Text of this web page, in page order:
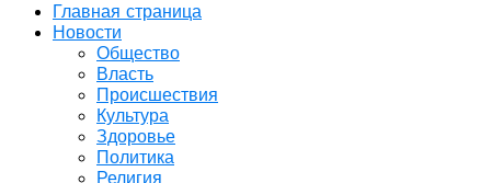
Главная страница
Новости
Общество
Власть
Происшествия
Культура
Здоровье
Политика
Религия